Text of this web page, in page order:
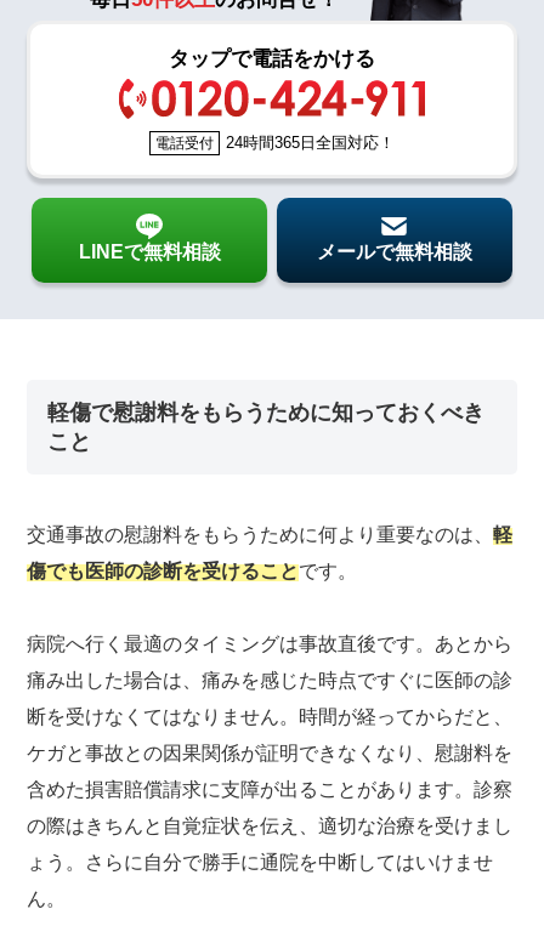
タップで電話をかける
電話受付 24時間365日全国対応！
LINEで無料相談 メールで無料相談
軽傷で慰謝料をもらうために知っておくべき
こと
交通事故の慰謝料をもらうために何より重要なのは、軽
傷でも医師の診断を受けることです。
病院へ行く最適のタイミングは事故直後です。あとから
痛み出した場合は、痛みを感じた時点ですぐに医師の診
断を受けなくてはなりません。時間が経ってからだと、
ケガと事故との因果関係が証明できなくなり、慰謝料を
含めた損害賠償請求に支障が出ることがあります。診察
の際はきちんと自覚症状を伝え、適切な治療を受けまし
ょう。さらに自分で勝手に通院を中断してはいけませ
ん。